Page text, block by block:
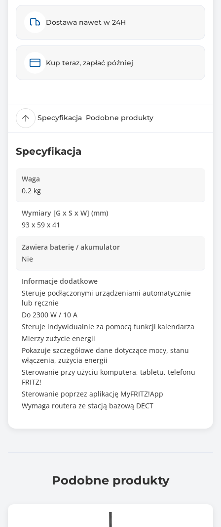
Dostawa nawet w 24H
Kup teraz, zapłać później
Specyfikacja Podobne produkty
Specyfikacja
Waga
0.2 kg
Wymiary [G x S x W] (mm)
93 x 59 x 41
Zawiera baterię / akumulator
Nie
Informacje dodatkowe
Steruje podłączonymi urządzeniami automatycznie
lub ręcznie
Do 2300 W / 10 A
Steruje indywidualnie za pomocą funkcji kalendarza
Mierzy zużycie energii
Pokazuje szczegółowe dane dotyczące mocy, stanu
włączenia, zużycia energii
Sterowanie przy użyciu komputera, tabletu, telefonu
FRITZ!
Sterowanie poprzez aplikację MyFRITZ!App
Wymaga routera ze stacją bazową DECT
Podobne produkty